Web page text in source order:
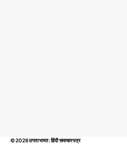
© 2026उगता भारत : हिंदी समाचार पत्र